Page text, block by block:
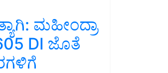
ಮಹೀಂದ್ರಾ
DI ಜೊತೆ